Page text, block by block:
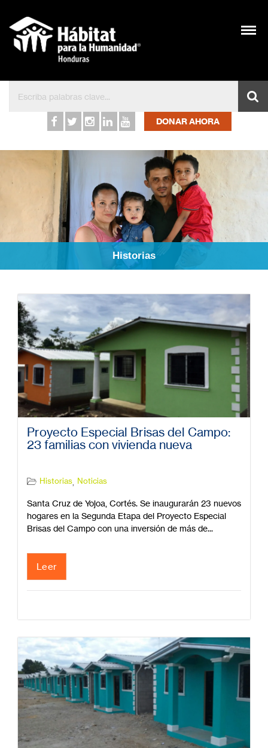
Inicio – Hábitat para la
DONAR AHORA
Historias
Proyecto Especial Brisas del Campo:
23 familias con vivienda nueva
Historias, Noticias
Santa Cruz de Yojoa, Cortés. Se inaugurarán 23 nuevos
hogares en la Segunda Etapa del Proyecto Especial
Brisas del Campo con una inversión de más de...
Leer